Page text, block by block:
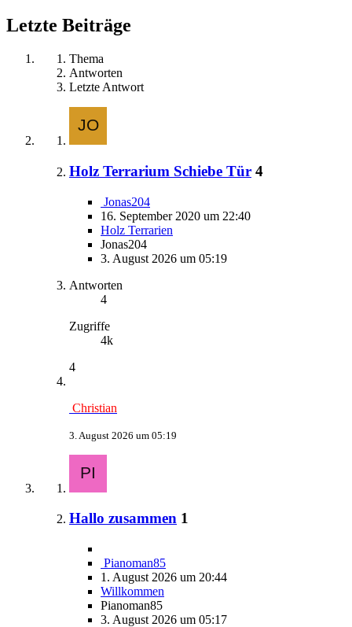
Letzte Beiträge
Thema
Antworten
Letzte Antwort
Holz Terrarium Schiebe Tür 4
Jonas204
16. September 2020 um 22:40
Holz Terrarien
Jonas204
3. August 2026 um 05:19
Antworten
4
Zugriffe
4k
4
Christian
3. August 2026 um 05:19
Hallo zusammen 1
Pianoman85
1. August 2026 um 20:44
Willkommen
Pianoman85
3. August 2026 um 05:17